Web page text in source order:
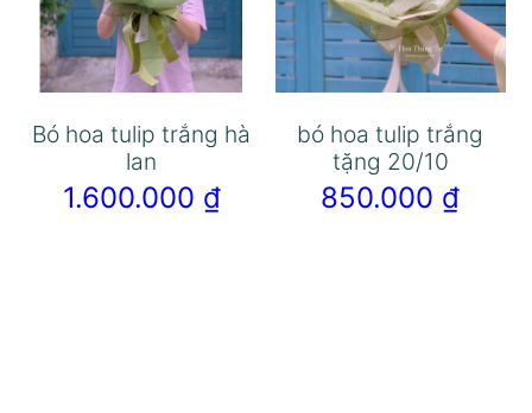
Bó hoa tulip trắng hà
lan
1.600.000 ₫
bó hoa tulip trắng
tặng 20/10
850.000 ₫